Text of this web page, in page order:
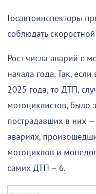
Госавтоинспекторы
соблюдать
Рост числа аварий с
начала года. Так, если
2025 года, то ДТП,
мотоциклистов, было
пострадавших в них
авариях,
мотоциклов и
самих ДТП – 6.